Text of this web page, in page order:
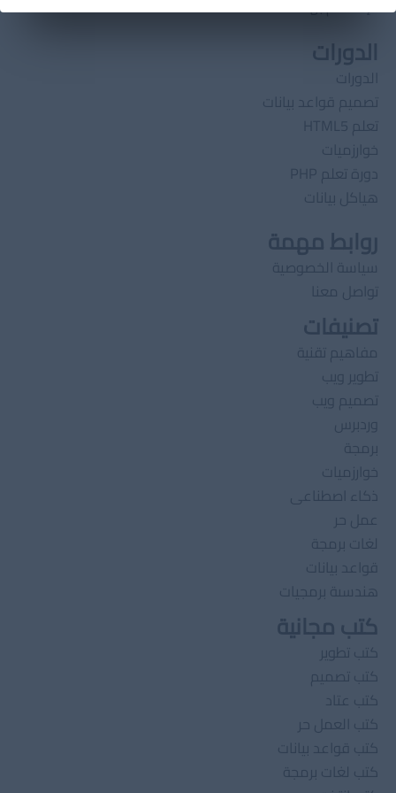
الإهتمام بها؟
الدورات
الدورات
تصميم قواعد بيانات
تعلم HTML5
خوارزميات
دورة تعلم PHP
هياكل بيانات
روابط مهمة
سياسة الخصوصية
تواصل معنا
تصنيفات
مفاهيم تقنية
تطوير ويب
تصميم ويب
وردبرس
برمجة
خوارزميات
ذكاء اصطناعى
عمل حر
لغات برمجة
قواعد بيانات
هندسىة برمجيات
كتب مجانية
كتب تطوير
كتب تصميم
كتب عتاد
كتب العمل حر
كتب قواعد بيانات
كتب لغات برمجة